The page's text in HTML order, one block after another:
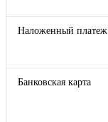
Наложенный платеж
Банковская карта